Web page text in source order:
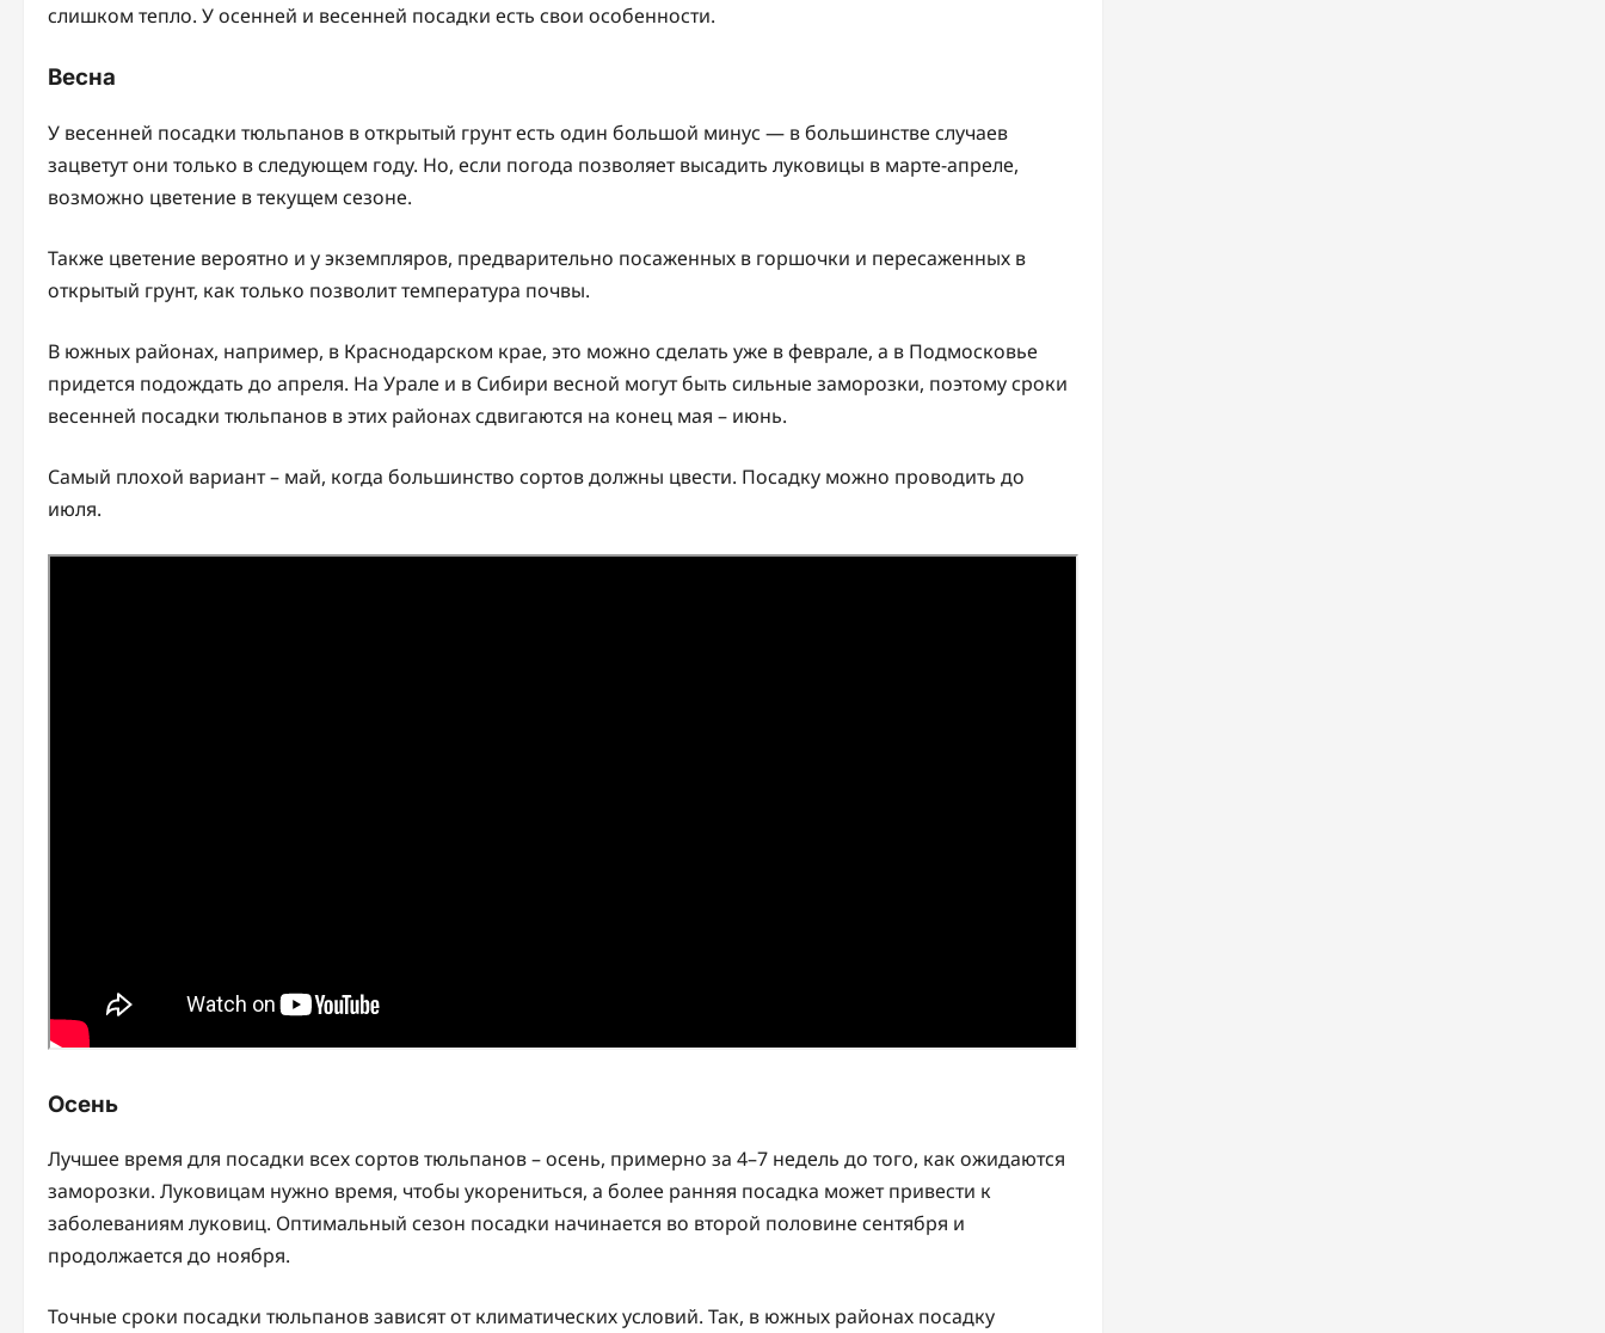
слишком тепло. У осенней и весенней посадки есть свои особенности.
Весна
У весенней посадки тюльпанов в открытый грунт есть один большой минус — в большинстве случаев
зацветут они только в следующем году. Но, если погода позволяет высадить луковицы в марте-апреле,
возможно цветение в текущем сезоне.
Также цветение вероятно и у экземпляров, предварительно посаженных в горшочки и пересаженных в
открытый грунт, как только позволит температура почвы.
В южных районах, например, в Краснодарском крае, это можно сделать уже в феврале, а в Подмосковье
придется подождать до апреля. На Урале и в Сибири весной могут быть сильные заморозки, поэтому сроки
весенней посадки тюльпанов в этих районах сдвигаются на конец мая – июнь.
Самый плохой вариант – май, когда большинство сортов должны цвести. Посадку можно проводить до
июля.
Осень
Лучшее время для посадки всех сортов тюльпанов – осень, примерно за 4–7 недель до того, как ожидаются
заморозки. Луковицам нужно время, чтобы укорениться, а более ранняя посадка может привести к
заболеваниям луковиц. Оптимальный сезон посадки начинается во второй половине сентября и
продолжается до ноября.
Точные сроки посадки тюльпанов зависят от климатических условий. Так, в южных районах посадку